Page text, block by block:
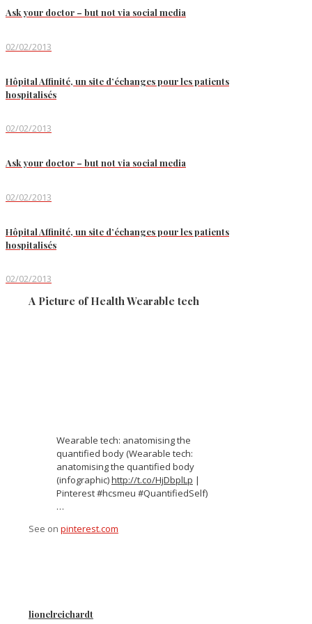
Ask your doctor – but not via social media
02/02/2013
Hôpital Affinité, un site d’échanges pour les patients
hospitalisés
02/02/2013
Ask your doctor – but not via social media
02/02/2013
Hôpital Affinité, un site d’échanges pour les patients
hospitalisés
02/02/2013
A Picture of Health Wearable tech
Wearable tech: anatomising the
quantified body (Wearable tech:
anatomising the quantified body
(infographic)http://t.co/HjDbplLp |
Pinterest #hcsmeu #QuantifiedSelf)
…
See on pinterest.com
lionelreichardt